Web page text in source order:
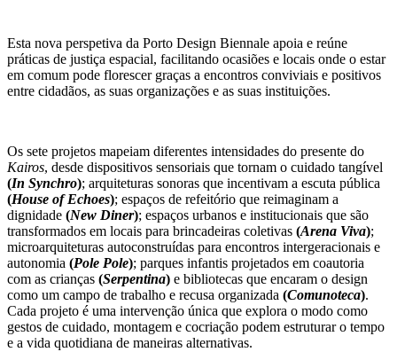
Esta nova perspetiva da Porto Design Biennale apoia e reúne
práticas de justiça espacial, facilitando ocasiões e locais onde o estar
em comum pode florescer graças a encontros conviviais e positivos
entre cidadãos, as suas organizações e as suas instituições.
Os sete projetos mapeiam diferentes intensidades do presente do
Kairos, desde dispositivos sensoriais que tornam o cuidado tangível
(In Synchro); arquiteturas sonoras que incentivam a escuta pública
(House of Echoes); espaços de refeitório que reimaginam a
dignidade (New Diner); espaços urbanos e institucionais que são
transformados em locais para brincadeiras coletivas (Arena Viva);
microarquiteturas autoconstruídas para encontros intergeracionais e
autonomia (Pole Pole); parques infantis projetados em coautoria
com as crianças (Serpentina) e bibliotecas que encaram o design
como um campo de trabalho e recusa organizada (Comunoteca).
Cada projeto é uma intervenção única que explora o modo como
gestos de cuidado, montagem e cocriação podem estruturar o tempo
e a vida quotidiana de maneiras alternativas.